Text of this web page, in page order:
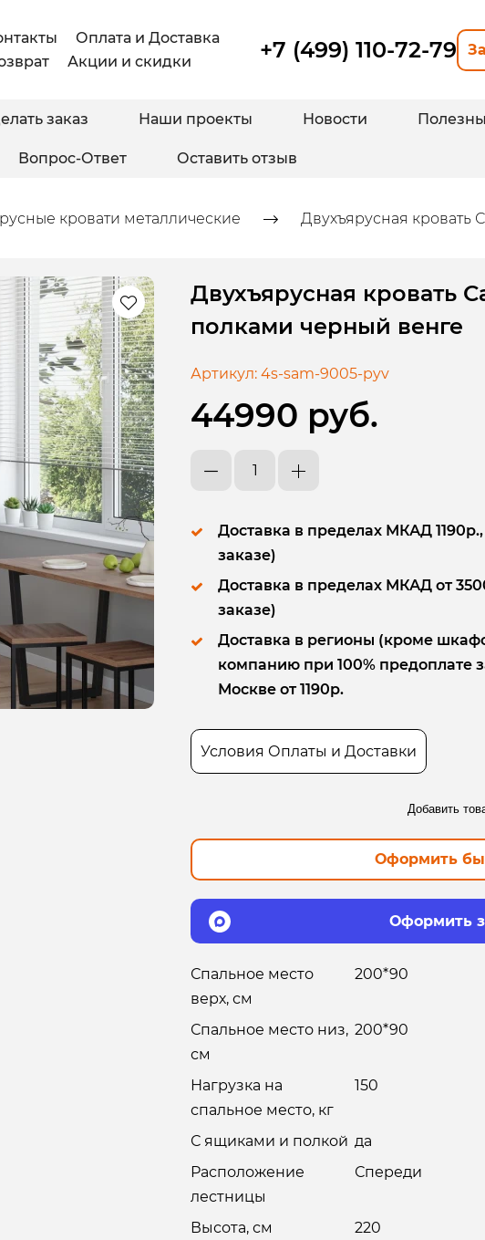
Оплата и Доставка
Акции и скидки +7 (499) 110-72-79
заказ Наши проекты Новости
Вопрос-Ответ Оставить отзыв
кровати металлические Двухъярусная кровать
Двухъярусная кровать
полками черный венге
Артикул: 4s-sam-9005-pyv
44990 руб.
Доставка в пределах МКАД
заказе)
Доставка в пределах МКАД от
заказе)
Доставка в регионы (кроме
компанию при 100% предоплате
Москве от 1190р.
Условия Оплаты и Доставки
Добавить
Оформить
Оформить
Спальное место
верх, см
200*90
Спальное место низ,
см
200*90
Нагрузка на
спальное место, кг
150
С ящиками и полкой да
Расположение
лестницы
Спереди
Высота, см
220